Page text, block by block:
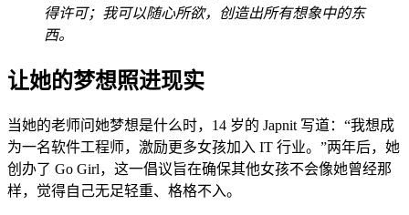
得许可；我可以随心所欲，创造出所有想象中的东
西。
让她的梦想照进现实
当她的老师问她梦想是什么时，14 岁的 Japnit 写道：“我想成
为一名软件工程师，激励更多女孩加入 IT 行业。”两年后，她
创办了 Go Girl，这一倡议旨在确保其他女孩不会像她曾经那
样，觉得自己无足轻重、格格不入。